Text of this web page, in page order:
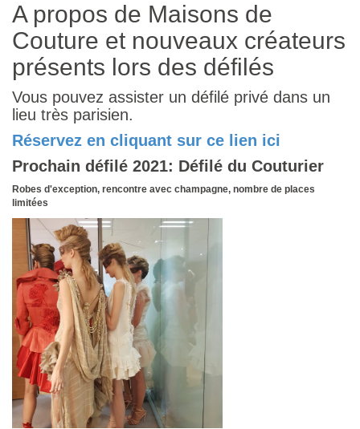
A propos de Maisons de
Couture et nouveaux créateurs
présents lors des défilés
Vous pouvez assister un défilé privé dans un
lieu très parisien.
Réservez en cliquant sur ce lien ici
Prochain défilé 2021: Défilé du Couturier
Robes d'exception, rencontre avec champagne, nombre de places
limitées